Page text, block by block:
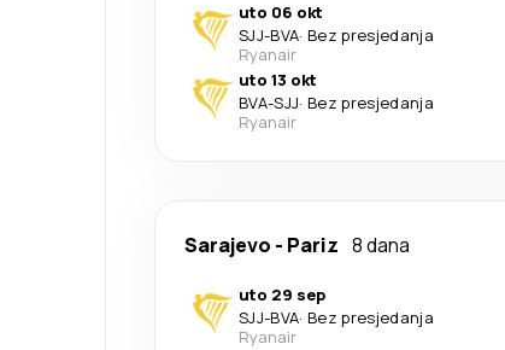
uto 06 okt
SJJ-BVA· Bez presjedanja
Ryanair
uto 13 okt
BVA-SJJ· Bez presjedanja
Ryanair
Sarajevo - Pariz 8 dana
uto 29 sep
SJJ-BVA· Bez presjedanja
Ryanair